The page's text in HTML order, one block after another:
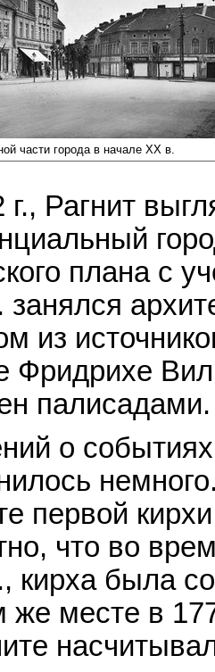
части города в начале XX в.
г., Рагнит
плана с
занялся
из
Фридрихе
палисадами.
о
первой
что во
кирха была
же месте в